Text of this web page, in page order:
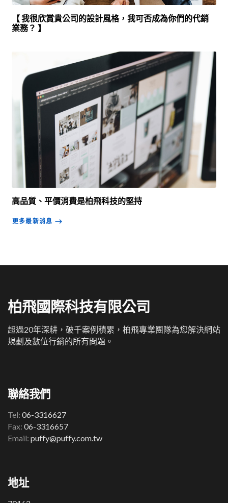
【 我很欣賞貴公司的設計風格，我可否成為你們的代銷
業務？ 】
高品質、平價消費是柏飛科技的堅持
更多最新消息 ⟶
柏飛國際科技有限公司
超過20年深耕，破千案例積累，柏飛專業團隊為您解決網站
規劃及數位行銷的所有問題。
聯絡我們
Tel: 06-3316627
Fax: 06-3316657
Email: puffy@puffy.com.tw
地址